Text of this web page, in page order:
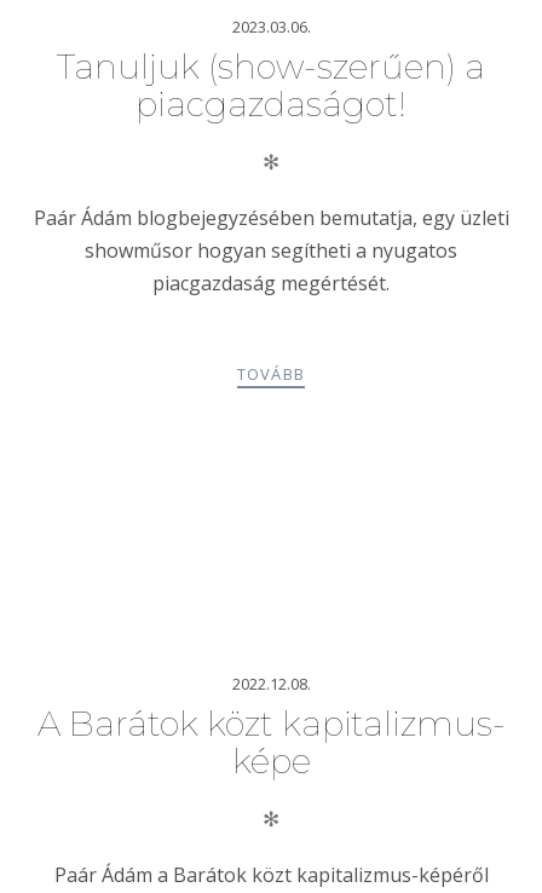
2023.03.06.
Tanuljuk (show-szerűen) a
piacgazdaságot!
✻
Paár Ádám blogbejegyzésében bemutatja, egy üzleti
showműsor hogyan segítheti a nyugatos
piacgazdaság megértését.
TOVÁBB
2022.12.08.
A Barátok közt kapitalizmus-
képe
✻
Paár Ádám a Barátok közt kapitalizmus-képéről